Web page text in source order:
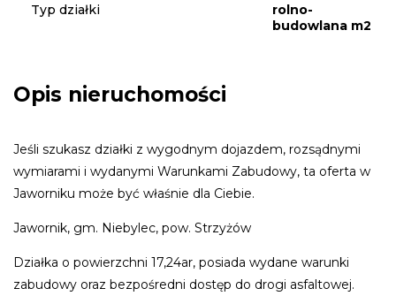
Typ działki
rolno-
budowlana m2
Opis nieruchomości
Jeśli szukasz działki z wygodnym dojazdem, rozsądnymi
wymiarami i wydanymi Warunkami Zabudowy, ta oferta w
Jaworniku może być właśnie dla Ciebie.
Jawornik, gm. Niebylec, pow. Strzyżów
Działka o powierzchni 17,24ar, posiada wydane warunki
zabudowy oraz bezpośredni dostęp do drogi asfaltowej.